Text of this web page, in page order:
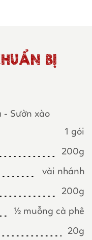
BỊ
- Sườn xào
1 gói
200g
vài nhánh
200g
½ muỗng cà phê
20g